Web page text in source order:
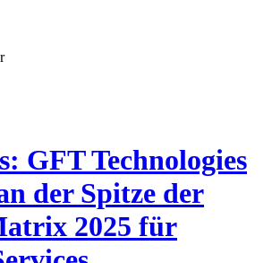
GFT Technologies
der Spitze der
2025 für